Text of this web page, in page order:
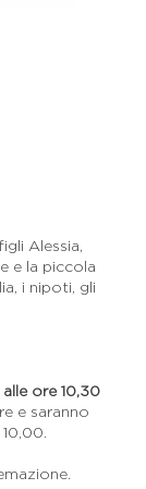
Alessia,
e la piccola
i nipoti, gli
ore 10,30
e saranno